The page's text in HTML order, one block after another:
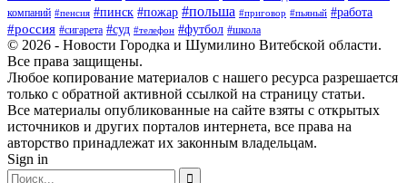
компаний #пенсия #пинск #пожар #польша #приговор #пьяный #работа
#россия #сигарета #суд #телефон #футбол #школа
© 2026 - Новости Городка и Шумилино Витебской области.
Все права защищены.
Любое копирование материалов с нашего ресурса разрешается
только с обратной активной ссылкой на страницу статьи.
Все материалы опубликованные на сайте взяты с открытых
источников и других порталов интернета, все права на
авторство принадлежат их законным владельцам.
Sign in